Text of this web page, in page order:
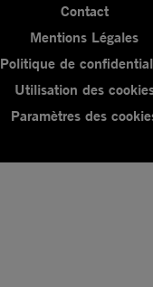
Contact
Mentions Légales
Politique de
Utilisation des
Paramètres des